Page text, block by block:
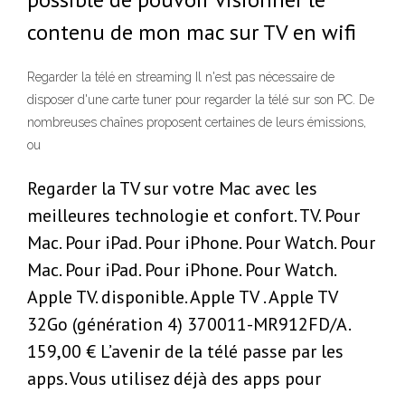
contenu de mon mac sur TV en wifi
Regarder la télé en streaming Il n'est pas nécessaire de
disposer d'une carte tuner pour regarder la télé sur son PC. De
nombreuses chaînes proposent certaines de leurs émissions,
ou
Regarder la TV sur votre Mac avec les
meilleures technologie et confort. TV. Pour
Mac. Pour iPad. Pour iPhone. Pour Watch. Pour
Mac. Pour iPad. Pour iPhone. Pour Watch.
Apple TV. disponible. Apple TV . Apple TV
32Go (génération 4) 370011-MR912FD/A.
159,00 € L’avenir de la télé passe par les
apps. Vous utilisez déjà des apps pour